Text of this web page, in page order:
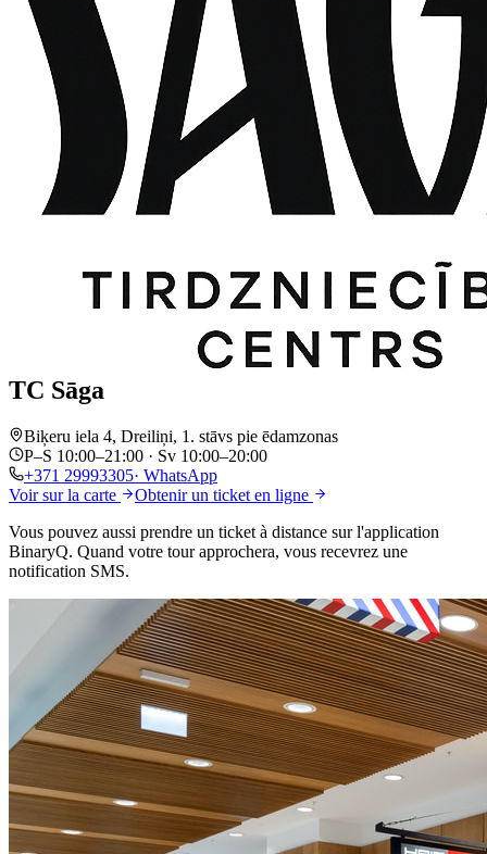
TC Sāga
Biķeru iela 4, Dreiliņi, 1. stāvs pie ēdamzonas
P–S 10:00–21:00 · Sv 10:00–20:00
+371 29993305· WhatsApp
Voir sur la carte
Obtenir un ticket en ligne
Vous pouvez aussi prendre un ticket à distance sur l'application
BinaryQ. Quand votre tour approchera, vous recevrez une
notification SMS.